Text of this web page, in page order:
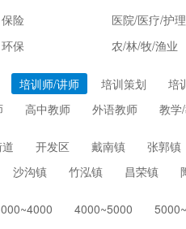
保险
医院/医疗/护理
环保
农/林/牧/渔业
培训师/讲师 培训策划 培
高中教师 外语教师 教学
开发区 戴南镇 张郭镇
沙沟镇
竹泓镇 昌荣镇
4000~5000